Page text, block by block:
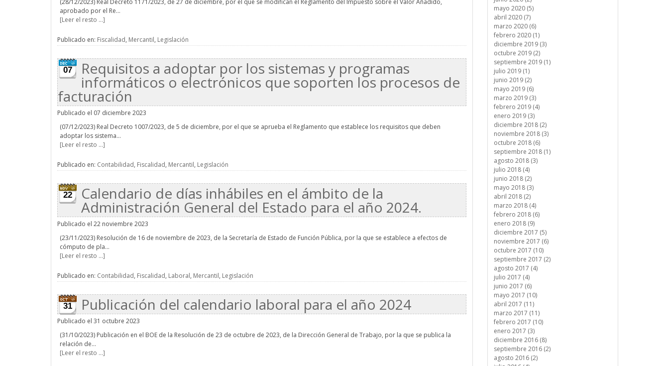
(28/12/2023) Real Decreto 1171/2023, de 27 de diciembre, por el que se modifican el Reglamento del Impuesto sobre el Valor Añadido,
aprobado por el Re...
[Leer el resto ...]
Publicado en: Fiscalidad, Mercantil, Legislación
07 Requisitos a adoptar por los sistemas y programas
informáticos o electrónicos que soporten los procesos de
facturación
Publicado el 07 diciembre 2023
(07/12/2023) Real Decreto 1007/2023, de 5 de diciembre, por el que se aprueba el Reglamento que establece los requisitos que deben
adoptar los sistema...
[Leer el resto ...]
Publicado en: Contabilidad, Fiscalidad, Mercantil, Legislación
22 Calendario de días inhábiles en el ámbito de la
Administración General del Estado para el año 2024.
Publicado el 22 noviembre 2023
(23/11/2023) Resolución de 16 de noviembre de 2023, de la Secretaría de Estado de Función Pública, por la que se establece a efectos de
cómputo de pla...
[Leer el resto ...]
Publicado en: Contabilidad, Fiscalidad, Laboral, Mercantil, Legislación
31 Publicación del calendario laboral para el año 2024
Publicado el 31 octubre 2023
(31/10/2023) Publicación en el BOE de la Resolución de 23 de octubre de 2023, de la Dirección General de Trabajo, por la que se publica la
relación de...
[Leer el resto ...]
mayo 2020 (5)
abril 2020 (7)
marzo 2020 (6)
febrero 2020 (1)
diciembre 2019 (3)
octubre 2019 (2)
septiembre 2019 (1)
julio 2019 (1)
junio 2019 (2)
mayo 2019 (6)
marzo 2019 (3)
febrero 2019 (4)
enero 2019 (3)
diciembre 2018 (2)
noviembre 2018 (3)
octubre 2018 (6)
septiembre 2018 (1)
agosto 2018 (3)
julio 2018 (4)
junio 2018 (2)
mayo 2018 (3)
abril 2018 (2)
marzo 2018 (4)
febrero 2018 (6)
enero 2018 (9)
diciembre 2017 (5)
noviembre 2017 (6)
octubre 2017 (10)
septiembre 2017 (2)
agosto 2017 (4)
julio 2017 (4)
junio 2017 (6)
mayo 2017 (10)
abril 2017 (11)
marzo 2017 (11)
febrero 2017 (10)
enero 2017 (3)
diciembre 2016 (8)
septiembre 2016 (2)
agosto 2016 (2)